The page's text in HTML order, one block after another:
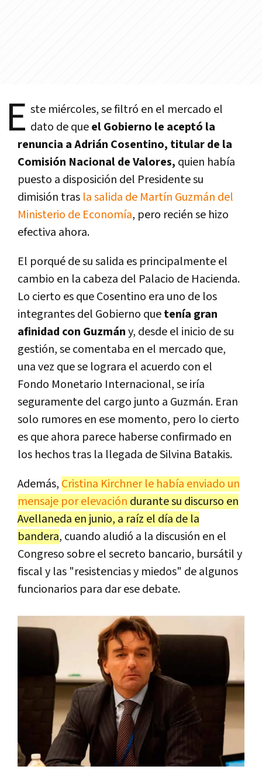
E ste miércoles, se filtró en el mercado el
dato de queel Gobierno le aceptó la
renuncia a Adrián Cosentino, titular de la
Comisión Nacional de Valores, quien había
puesto a disposición del Presidente su
dimisión tras la salida de Martín Guzmán del
Ministerio de Economía, pero recién se hizo
efectiva ahora.
El porqué de su salida es principalmente el
cambio en la cabeza del Palacio de Hacienda.
Lo cierto es que Cosentino era uno de los
integrantes del Gobierno quetenía gran
afinidad con Guzmány, desde el inicio de su
gestión, se comentaba en el mercado que,
una vez que se lograra el acuerdo con el
Fondo Monetario Internacional, se iría
seguramente del cargo junto a Guzmán. Eran
solo rumores en ese momento, pero lo cierto
es que ahora parece haberse confirmado en
los hechos tras la llegada de Silvina Batakis.
Además, Cristina Kirchner le había enviado un
mensaje por elevación durante su discurso en
Avellaneda en junio, a raíz el día de la
bandera, cuando aludió a la discusión en el
Congreso sobre el secreto bancario, bursátil y
fiscal y las "resistencias y miedos" de algunos
funcionarios para dar ese debate.